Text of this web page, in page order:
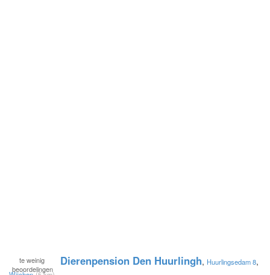
te weinig
beoordelingen
Dierenpension Den Huurlingh, Huurlingsedam 8,